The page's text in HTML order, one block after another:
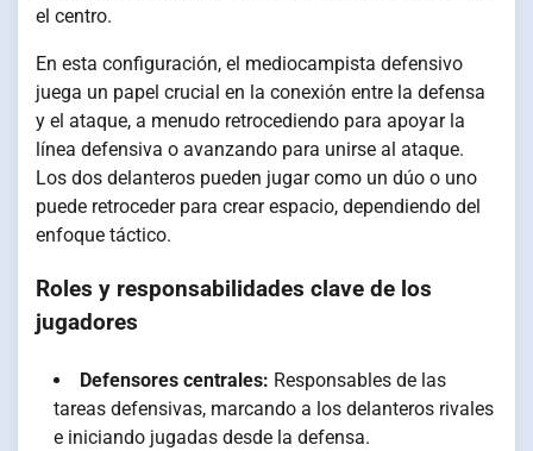
el centro.
En esta configuración, el mediocampista defensivo
juega un papel crucial en la conexión entre la defensa
y el ataque, a menudo retrocediendo para apoyar la
línea defensiva o avanzando para unirse al ataque.
Los dos delanteros pueden jugar como un dúo o uno
puede retroceder para crear espacio, dependiendo del
enfoque táctico.
Roles y responsabilidades clave de los
jugadores
Defensores centrales: Responsables de las
tareas defensivas, marcando a los delanteros rivales
e iniciando jugadas desde la defensa.